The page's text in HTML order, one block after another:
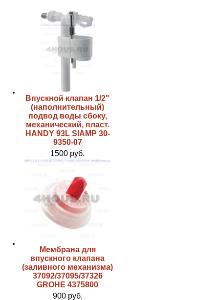
Впускной клапан 1/2"
(наполнительный)
подвод воды сбоку,
механический, пласт.
HANDY 93L SIAMP 30-
9350-07
1500 руб.
Мембрана для
впускного клапана
(заливного механизма)
37092/37095/37326
GROHE 4375800
900 руб.